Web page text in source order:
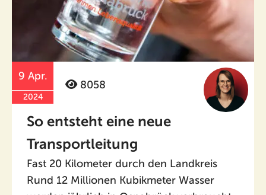
9 Apr.
2024
8058
So entsteht eine neue
Transportleitung
Fast 20 Kilometer durch den Landkreis
Rund 12 Millionen Kubikmeter Wasser